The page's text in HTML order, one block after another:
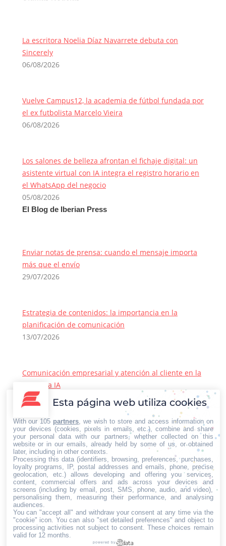
La escritora Noelia Díaz Navarrete debuta con
Sincerely
06/08/2026
Vuelve Campus12, la academia de fútbol fundada por
el ex futbolista Marcelo Vieira
06/08/2026
Los salones de belleza afrontan el fichaje digital: un
asistente virtual con IA integra el registro horario en
el WhatsApp del negocio
05/08/2026
El Blog de Iberian Press
Enviar notas de prensa: cuando el mensaje importa
más que el envío
29/07/2026
Estrategia de contenidos: la importancia en la
planificación de comunicación
13/07/2026
Comunicación empresarial y atención al cliente en la
era de la IA
22/06/2026
Contacto Iberian Press
Principales vías de contacto:
E-mail:
info@iberianpress.es
Teléfono:
+34 911863556
Fax:
+34 911863556
Encuéntranos en:
Facebook
page
X
page
YouTube
page
Rss
Esta página web utiliza cookies
With our 105 partners , we wish to store and access information on
your devices (cookies, pixels in emails, etc.), combine and share
your personal data with our partners, whether collected on this
website or in our emails, already held by some of us, or obtained
later, including in other contexts.
Processing this data (identifiers, browsing, preferences, purchases,
loyalty programs, IP, postal addresses and emails, phone, precise
geolocation, etc.) allows developing and offering you services,
content, commercial offers and ads across your devices and
screens (including by email, post, SMS, phone, audio, and video),
personalising them, measuring their performance, and analysing
audiences.
You can "accept all" and withdraw your consent at any time via the
"cookie" icon . You can also "set detailed preferences" and object to
processing activities not subject to consent. These choices remain
valid for 12 months.
powered by